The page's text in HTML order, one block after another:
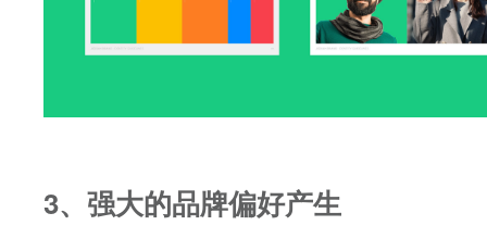
3、强大的品牌偏好产生